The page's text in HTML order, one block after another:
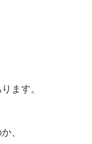
ます。
、